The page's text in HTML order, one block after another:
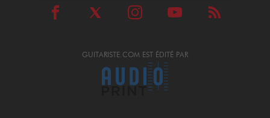
GUITARISTE.COM EST ÉDITÉ PAR